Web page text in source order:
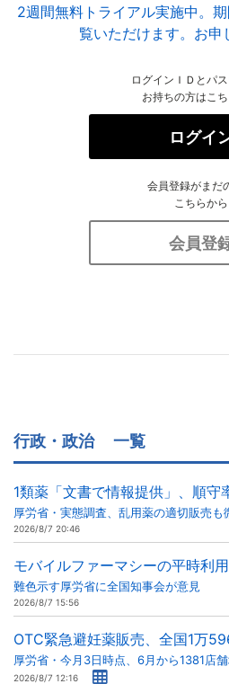
2週間無料トライアル実施中。
覧いただけます。お申
ログインＩＤとパ
お持ちの方はこ
ログイ
会員登録がまだ
こちらから
会員登
行政・政治 一覧
1類薬「文書で情報提供」、順守
厚労省・実態調査、乱用薬の適切販売も
2026/8/7 20:46
モバイルファーマシーの平時利用
難色示す厚労省に全国知事会が意見
2026/8/7 15:56
OTC緊急避妊薬販売、全国1万
厚労省・今月3日時点、6月から1381店
2026/8/7 12:16